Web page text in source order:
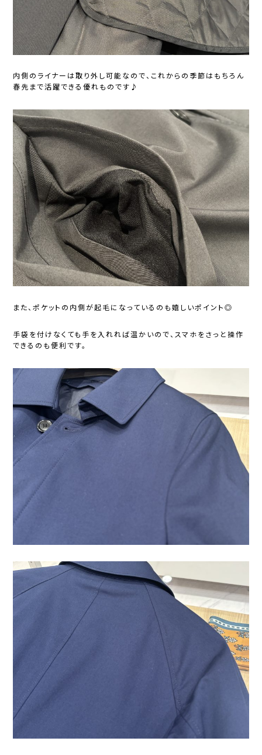
内側のライナーは取り外し可能なので、これからの季節はもちろん
春先まで活躍できる優れものです♪
また、ポケットの内側が起毛になっているのも嬉しいポイント◎
手袋を付けなくても手を入れれば温かいので、スマホをさっと操作
できるのも便利です。